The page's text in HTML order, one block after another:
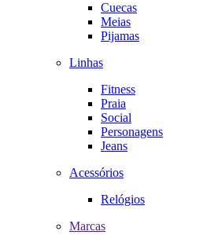
Cuecas
Meias
Pijamas
Linhas
Fitness
Praia
Social
Personagens
Jeans
Acessórios
Relógios
Marcas